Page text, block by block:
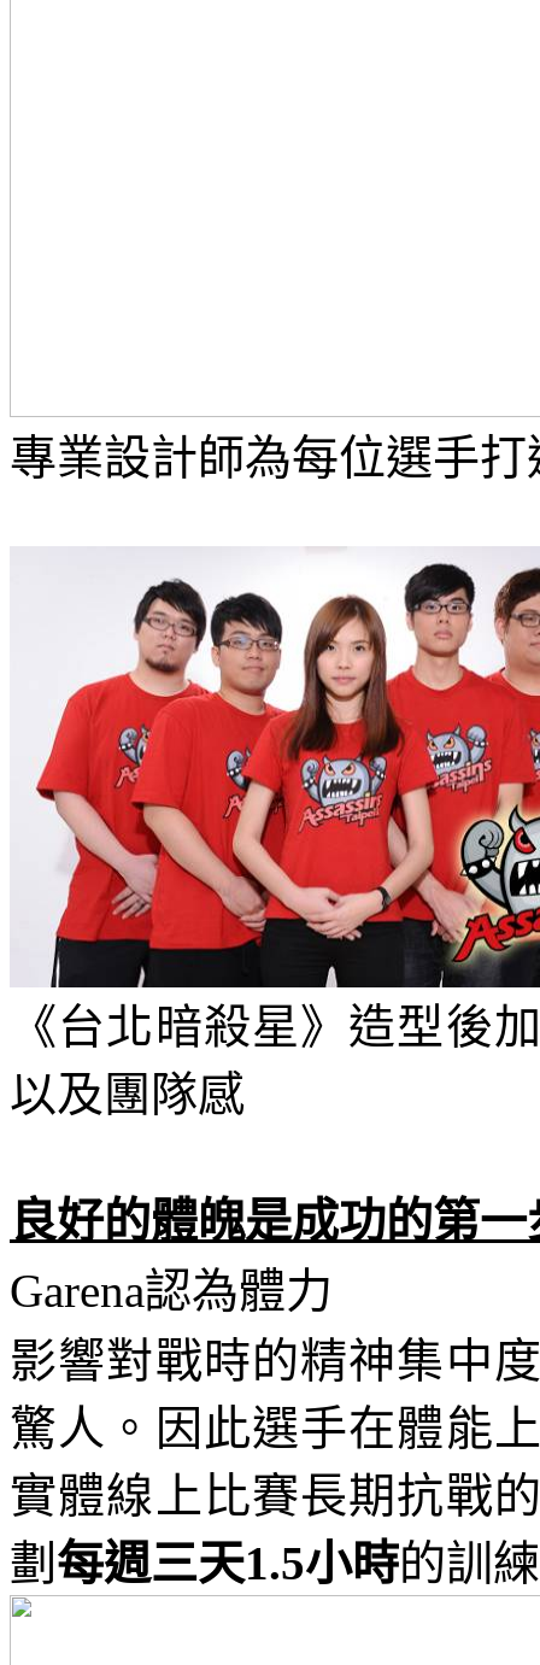
專業設計師為每位選手打
《台北暗殺星》造型後
以及團隊感
良好的體魄是成功的第一
Garena認為體力
影響對戰時的精神集中
驚人。因此選手在體能
實體線上比賽長期抗戰
劃 每週三天1.5小時的訓